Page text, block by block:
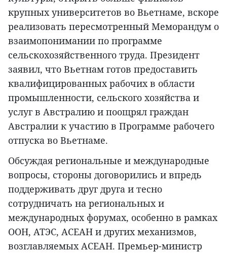
крупных университетов во Вьетнаме, вскоре
реализовать пересмотренный Меморандум о
взаимопонимании по программе
сельскохозяйственного труда. Президент
заявил, что Вьетнам готов предоставить
квалифицированных рабочих в области
промышленности, сельского хозяйства и
услуг в Австралию и поощрял граждан
Австралии к участию в Программе рабочего
отпуска во Вьетнаме.
Обсуждая региональные и международные
вопросы, стороны договорились и впредь
поддерживать друг друга и тесно
сотрудничать на региональных и
международных форумах, особенно в рамках
ООН, АТЭС, АСЕАН и других механизмов,
возглавляемых АСЕАН. Премьер-министр